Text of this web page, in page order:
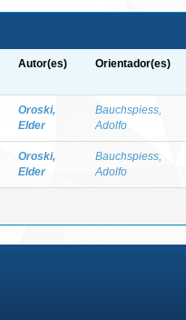
Autor(es) Orientador(es)
Oroski,
Elder
Bauchspiess,
Adolfo
Oroski,
Elder
Bauchspiess,
Adolfo